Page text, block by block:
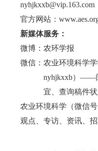
nyhjkxxb@vip.163.com
官方网站：
新媒体服务：
微博：农环学报
微信：农业环境科学
nyhjkxxb）——
宜、查询稿件状
农业环境科学（微信号
观点、专访、资讯、招